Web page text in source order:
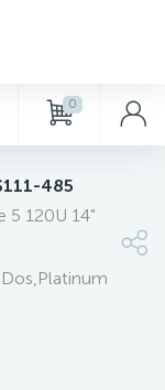
0
485
5 120U 14"